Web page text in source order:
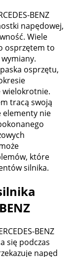
BENZ
napędowej,
Wiele
osprzętem to
osprzętu,
wielokrotnie.
tracą swoją
elementy nie
które
silnika.
BENZ
się podczas
napęd